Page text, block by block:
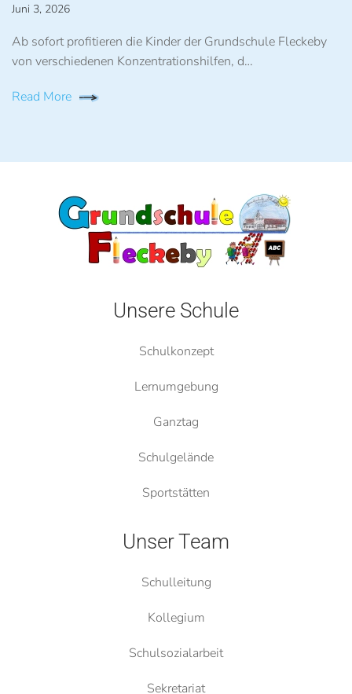
Juni 3, 2026
Ab sofort profitieren die Kinder der Grundschule Fleckeby
von verschiedenen Konzentrationshilfen, d…
Read More
Unsere Schule
Schulkonzept
Lernumgebung
Ganztag
Schulgelände
Sportstätten
Unser Team
Schulleitung
Kollegium
Schulsozialarbeit
Sekretariat